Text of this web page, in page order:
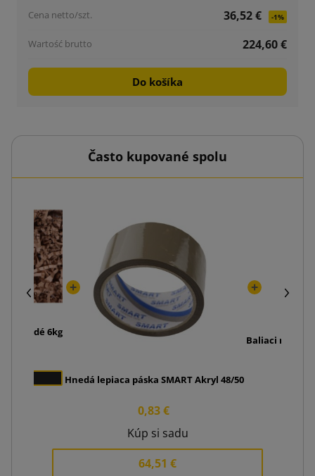
36,52 €
-1%
224,60 €
Do košíka
Často kupované spolu
hnedé 6kg
Hnedá lepiaca páska SMART Akryl 48/50
0,83 €
Baliaci nôž
Kúp si sadu
64,51 €